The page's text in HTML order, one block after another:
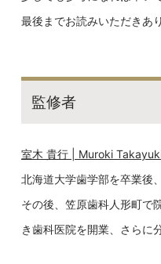
最後までお読みいただきあ
監修者
室木 貴行 | Muroki
北海道大学歯学部を卒業後
その後、笠原歯科人形町で
き歯科医院を開業、さらに